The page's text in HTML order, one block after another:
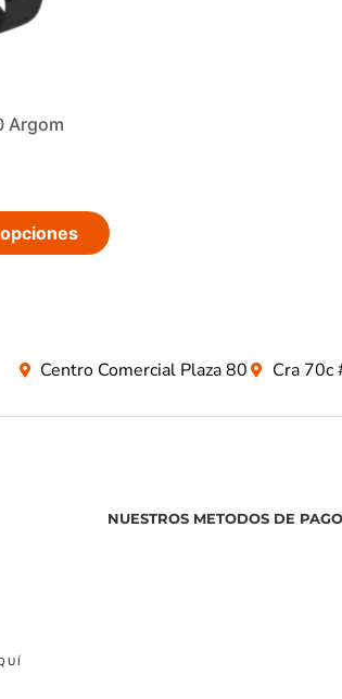
Argom
Centro Comercial Plaza 80 Cra 70c
NUESTROS METODOS DE